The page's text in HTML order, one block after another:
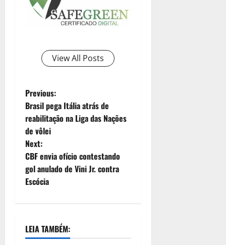
View All Posts
Previous:
Brasil pega Itália atrás de
reabilitação na Liga das Nações
de vôlei
Next:
CBF envia ofício contestando
gol anulado de Vini Jr. contra
Escócia
LEIA TAMBÉM: